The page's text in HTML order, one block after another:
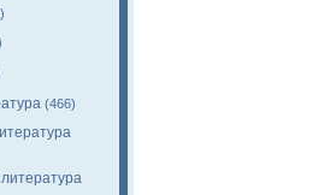
(466)